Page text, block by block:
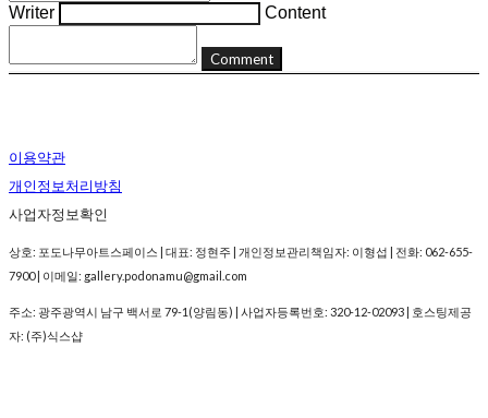
Writer Content
Comment
이용약관
개인정보처리방침
사업자정보확인
상호: 포도나무아트스페이스 | 대표: 정현주 | 개인정보관리책임자: 이형섭 | 전화: 062-655-
7900 | 이메일: gallery.podonamu@gmail.com
주소: 광주광역시 남구 백서로 79-1(양림동) | 사업자등록번호: 320-12-02093 | 호스팅제공
자: (주)식스샵